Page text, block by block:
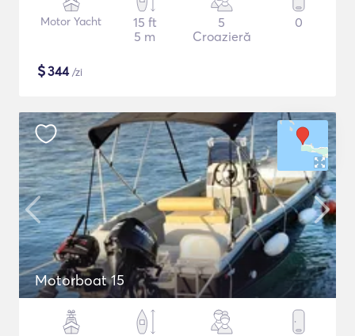
Motor Yacht
15 ft
5 m
5
Croazieră
0
$344/zi
Motorboat 15